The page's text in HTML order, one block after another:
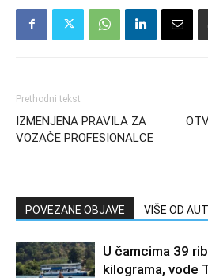
Prethodni tekst
IZMENJENA PRAVILA ZA
VOZAČE PROFESIONALCE
POVEZANE OBJAVE VIŠE OD
U čamcima 39
kilograma, vode